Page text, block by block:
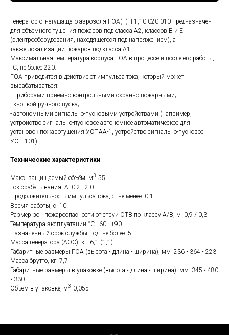
Генератор огнетушащего аэрозоля ГОА(Т)-II-1,10-020-010 предназначен
для объемного тушения пожаров подкласса А2, классов В и Е
(электрооборудования, находящегося под напряжением), а
также локализации пожаров подкласса А1.
Максимальная температура корпуса ГОА в процессе и после его работы,
°С, не более 220.
ГОА приводится в действие от импульса тока, который может
вырабатываться:
- приборами приемно-контрольными охранно-пожарными;
- кнопкой ручного пуска;
- автономными сигнально-пусковыми устройствами (например,
устройство сигнально-пусковое автономное автоматическое для
установок пожаротушения УСПАА-1, устройство сигнально-пусковое
УСП-101).
Технические характеристики
Макс. защищаемый объём, м3 55
Ток срабатывания, А 0,2...2,0
Продолжительность импульса тока, с, не менее 0,1
Время работы, с 10
Размер зон пожароопасности от струи ОТВ по классу А/В, м 0,9 / 0,3
Температура эксплуатации,°С -60...+90
Назначенный срок службы, год, не более 5
Масса генератора (АОС), кг 6,1 (1,1)
Габаритные размеры ГОА (высота • длина • ширина), мм 236 • 364 • 223
Масса брутто, кг 7,7
Габаритные размеры в упаковке (высота • длина • ширина), мм 345 • 480
• 330
Объём в упаковке, м3 0,055